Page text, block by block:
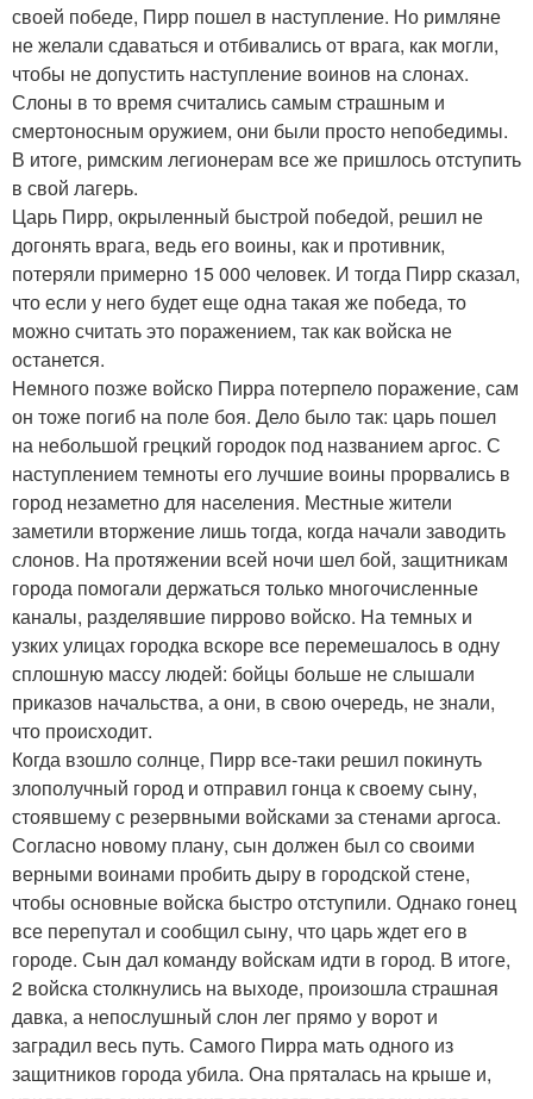
своей победе, Пирр пошел в наступление. Но римляне
не желали сдаваться и отбивались от врага, как могли,
чтобы не допустить наступление воинов на слонах.
Слоны в то время считались самым страшным и
смертоносным оружием, они были просто непобедимы.
В итоге, римским легионерам все же пришлось отступить
в свой лагерь.
Царь Пирр, окрыленный быстрой победой, решил не
догонять врага, ведь его воины, как и противник,
потеряли примерно 15 000 человек. И тогда Пирр сказал,
что если у него будет еще одна такая же победа, то
можно считать это поражением, так как войска не
останется.
Немного позже войско Пирра потерпело поражение, сам
он тоже погиб на поле боя. Дело было так: царь пошел
на небольшой грецкий городок под названием аргос. С
наступлением темноты его лучшие воины прорвались в
город незаметно для населения. Местные жители
заметили вторжение лишь тогда, когда начали заводить
слонов. На протяжении всей ночи шел бой, защитникам
города помогали держаться только многочисленные
каналы, разделявшие пиррово войско. На темных и
узких улицах городка вскоре все перемешалось в одну
сплошную массу людей: бойцы больше не слышали
приказов начальства, а они, в свою очередь, не знали,
что происходит.
Когда взошло солнце, Пирр все-таки решил покинуть
злополучный город и отправил гонца к своему сыну,
стоявшему с резервными войсками за стенами аргоса.
Согласно новому плану, сын должен был со своими
верными воинами пробить дыру в городской стене,
чтобы основные войска быстро отступили. Однако гонец
все перепутал и сообщил сыну, что царь ждет его в
городе. Сын дал команду войскам идти в город. В итоге,
2 войска столкнулись на выходе, произошла страшная
давка, а непослушный слон лег прямо у ворот и
заградил весь путь. Самого Пирра мать одного из
защитников города убила. Она пряталась на крыше и,